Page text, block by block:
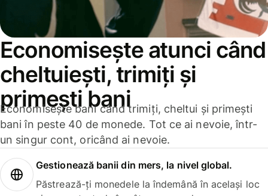
Economisește atunci când
cheltuiești, trimiți și
primești bani
Economisește bani când trimiți, cheltui și primești
bani în peste 40 de monede. Tot ce ai nevoie, într-
un singur cont, oricând ai nevoie.
Gestionează banii din mers, la nivel global.
Păstrează-ți monedele la îndemână în același loc